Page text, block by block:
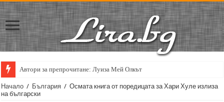
Автори за препрочитане: Луиза Мей Олкът
Кирил Кадийски: „Плачът на големия поет винаги е и сила, и
Начало / България / Осмата книга от поредицата за Хари Хуле излиза
на български